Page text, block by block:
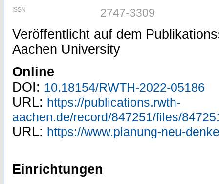
ISSN 2747-3309
Veröffentlicht auf dem
Aachen University
Online
DOI: 10.18154/RWTH-2022-05186
URL: https://publications.rwth-
aachen.de/record/847251/files/
URL: https://www.planung-neu-
Einrichtungen